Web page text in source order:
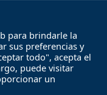
de privacidad
para brindarle la
sus preferencias y
todo", acepta el
puede visitar
un